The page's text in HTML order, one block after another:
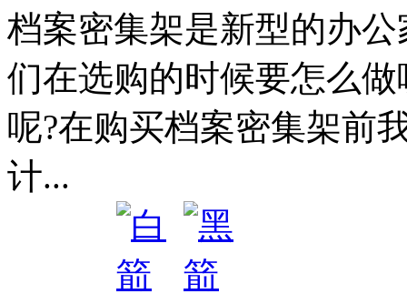
档案密集架是新型的办
们在选购的时候要怎么
呢?在购买档案密集架前
计...